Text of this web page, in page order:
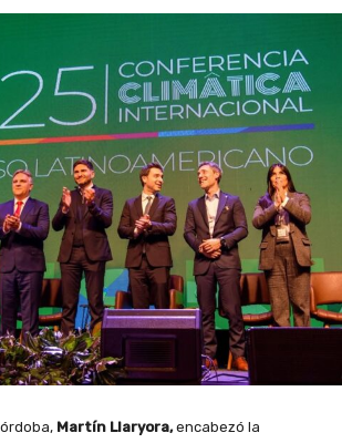
Martín Llaryora,encabezó la